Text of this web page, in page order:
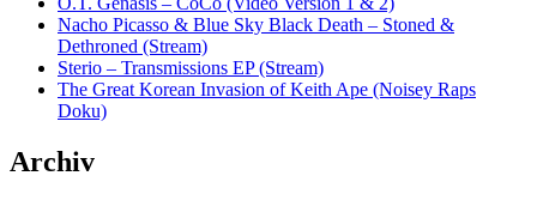
Nacho Picasso & Blue Sky Black Death – Stoned &
Dethroned (Stream)
Sterio – Transmissions EP (Stream)
The Great Korean Invasion of Keith Ape (Noisey Raps
Doku)
Archiv